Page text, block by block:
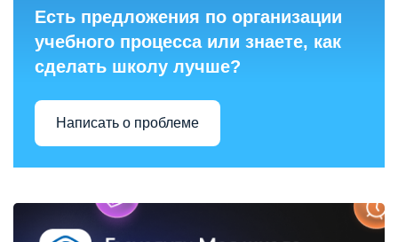
Есть предложения по организации
учебного процесса или знаете, как
сделать школу лучше?
Написать о проблеме